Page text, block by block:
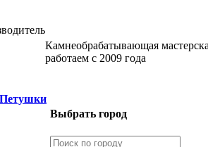
Камнеобрабатывающая
работаем с 2009 года
Петушки
Выбрать город